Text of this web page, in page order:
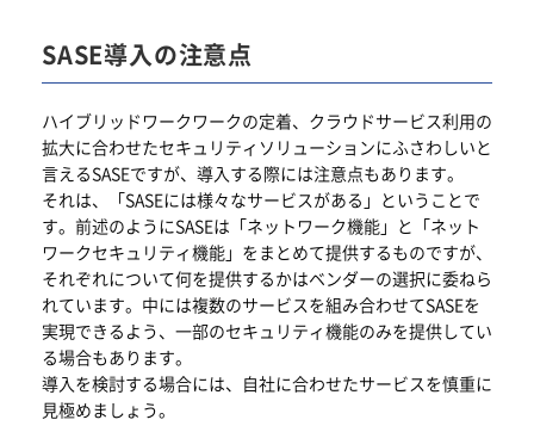
SASE導入の注意点
ハイブリッドワークワークの定着、クラウドサービス利用の
拡大に合わせたセキュリティソリューションにふさわしいと
言えるSASEですが、導入する際には注意点もあります。
それは、「SASEには様々なサービスがある」ということで
す。前述のようにSASEは「ネットワーク機能」と「ネット
ワークセキュリティ機能」をまとめて提供するものですが、
それぞれについて何を提供するかはベンダーの選択に委ねら
れています。中には複数のサービスを組み合わせてSASEを
実現できるよう、一部のセキュリティ機能のみを提供してい
る場合もあります。
導入を検討する場合には、自社に合わせたサービスを慎重に
見極めましょう。